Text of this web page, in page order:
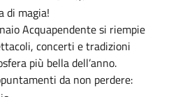
di magia!
Acquapendente si riempie
concerti e tradizioni
più bella dell’anno.
da non perdere: